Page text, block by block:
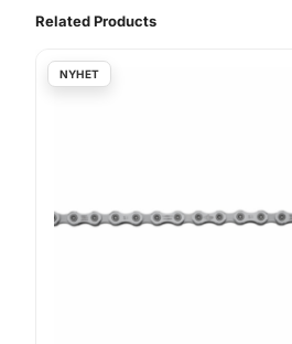
Related Products